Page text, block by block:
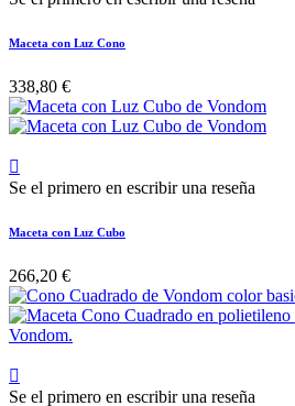
Maceta con Luz Cono
338,80 €

Se el primero en escribir una reseña
Maceta con Luz Cubo
266,20 €

Se el primero en escribir una reseña